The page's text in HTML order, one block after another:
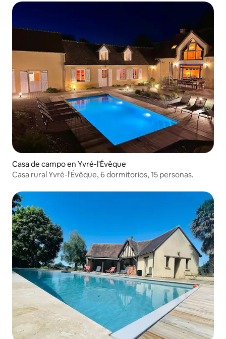
Casa de campo en Yvré-l'Évêque
Casa rural Yvré-l'Évêque, 6 dormitorios, 15 personas.